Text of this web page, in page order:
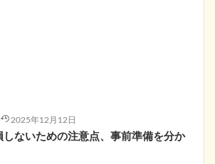
2025年12月12日
しないための注意点、事前準備を分か